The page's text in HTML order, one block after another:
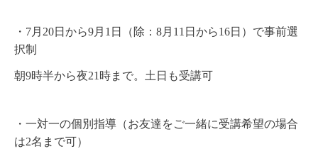
・7月20日から9月1日（除：8月11日から16日）で事前選
択制
朝9時半から夜21時まで。土日も受講可
・一対一の個別指導（お友達をご一緒に受講希望の場合
は2名まで可）